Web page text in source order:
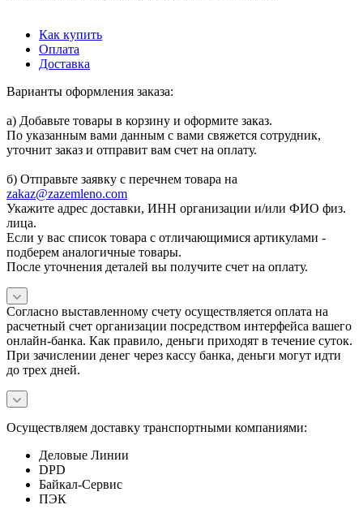
Как купить
Оплата
Доставка
Варианты оформления заказа:
а) Добавьте товары в корзину и оформите заказ.
По указанным вами данным с вами свяжется сотрудник,
уточнит заказ и отправит вам счет на оплату.
б) Отправьте заявку с перечнем товара на
zakaz@zazemleno.com
Укажите адрес доставки, ИНН организации и/или ФИО физ.
лица.
Если у вас список товара с отличающимися артикулами -
подберем аналогичные товары.
После уточнения деталей вы получите счет на оплату.
Согласно выставленному счету осуществляется оплата на
расчетный счет организации посредством интерфейса вашего
онлайн-банка. Как правило, деньги приходят в течение суток.
При зачислении денег через кассу банка, деньги могут идти
до трех дней.
Осуществляем доставку транспортными компаниями:
Деловые Линии
DPD
Байкал-Сервис
ПЭК